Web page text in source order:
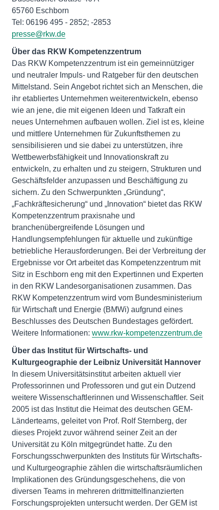
65760 Eschborn
presse@rkw.de
Das RKW Kompetenzzentrum ist ein gemeinnütziger
und neutraler Impuls- und Ratgeber für den deutschen
Mittelstand. Sein Angebot richtet sich an Menschen, die
ihr etabliertes Unternehmen weiterentwickeln, ebenso
wie an jene, die mit eigenen Ideen und Tatkraft ein
neues Unternehmen aufbauen wollen. Ziel ist es, kleine
und mittlere Unternehmen für Zukunftsthemen zu
sensibilisieren und sie dabei zu unterstützen, ihre
Wettbewerbsfähigkeit und Innovationskraft zu
entwickeln, zu erhalten und zu steigern, Strukturen und
Geschäftsfelder anzupassen und Beschäftigung zu
sichern. Zu den Schwerpunkten „Gründung“,
„Fachkräftesicherung“ und „Innovation“ bietet das RKW
Kompetenzzentrum praxisnahe und
branchenübergreifende Lösungen und
Handlungsempfehlungen für aktuelle und zukünftige
betriebliche Herausforderungen. Bei der Verbreitung der
Ergebnisse vor Ort arbeitet das Kompetenzzentrum mit
Sitz in Eschborn eng mit den Expertinnen und Experten
in den RKW Landesorganisationen zusammen. Das
RKW Kompetenzzentrum wird vom Bundesministerium
für Wirtschaft und Energie (BMWi) aufgrund eines
Beschlusses des Deutschen Bundestages gefördert.
Weitere Informationen: www.rkw-kompetenzzentrum.de
Über das Institut für Wirtschafts- und
Kulturgeographie der Leibniz Universität Hannover
In diesem Universitätsinstitut arbeiten aktuell vier
Professorinnen und Professoren und gut ein Dutzend
weitere Wissenschaftlerinnen und Wissenschaftler. Seit
2005 ist das Institut die Heimat des deutschen GEM-
Länderteams, geleitet von Prof. Rolf Sternberg, der
dieses Projekt zuvor während seiner Zeit an der
Universität zu Köln mitgegründet hatte. Zu den
Forschungsschwerpunkten des Instituts für Wirtschafts-
und Kulturgeographie zählen die wirtschaftsräumlichen
Implikationen des Gründungsgeschehens, die von
diversen Teams in mehreren drittmittelfinanzierten
Forschungsprojekten untersucht werden. Der GEM ist